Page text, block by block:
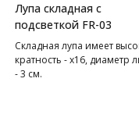
Лупа складная с
подсветкой FR-03
Складная лупа имеет
кратность - x16, диаметр
- 3 см.